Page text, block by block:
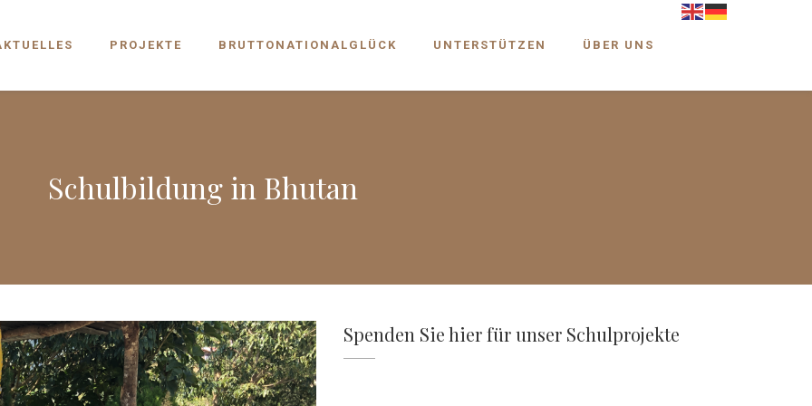
PROJEKTE BRUTTONATIONALGLÜCK UNTERSTÜTZEN ÜBER UNS
Schulbildung in Bhutan
Spenden Sie hier für unser Schulprojekte